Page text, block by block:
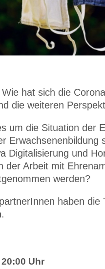
hat sich die
die weiteren
um die Situation der
Erwachsenenbildung
Digitalisierung und
Arbeit mit
werden?
haben die
Uhr